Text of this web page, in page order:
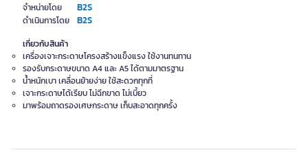
จำหน่ายโดย B2S
ดำเนินการโดย B2S
เกี่ยวกับสินค้า
เครื่องเจาะกระดาษโครงสร้างแข็งแรง ใช้งานทนทาน
รองรับกระดาษขนาด A4 และ A5 ได้ตามมาตรฐาน
น้ำหนักเบา เคลื่อนย้ายง่าย ใช้สะดวกทุกที่
เจาะกระดาษได้เรียบ ไม่ฉีกขาด ไม่เบี้ยว
มาพร้อมถาดรองเศษกระดาษ เก็บสะอาดทุกครั้ง